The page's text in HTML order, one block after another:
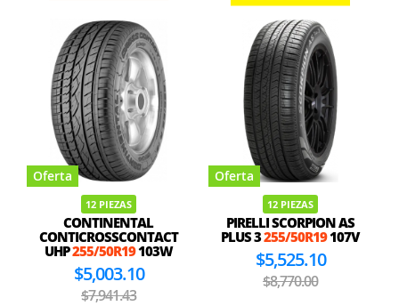
Oferta
12 PIEZAS
CONTINENTAL
CONTICROSSCONTACT
UHP255/50R19103W
$5,003.10
$7,941.43
Oferta
12 PIEZAS
PIRELLI SCORPION AS
PLUS 3255/50R19107V
$5,525.10
$8,770.00